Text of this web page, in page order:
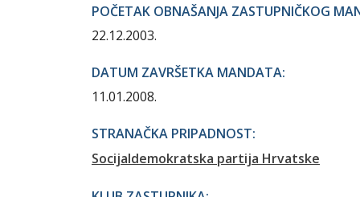
POČETAK OBNAŠANJA ZASTUPNIČKOG
22.12.2003.
DATUM ZAVRŠETKA MANDATA:
11.01.2008.
STRANAČKA PRIPADNOST:
Socijaldemokratska partija Hrvatske